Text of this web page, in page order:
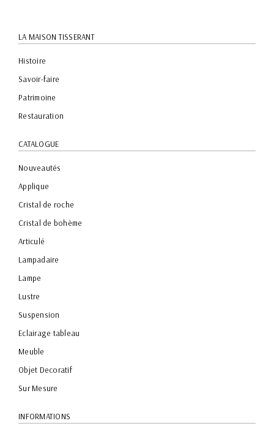
LA MAISON TISSERANT
Histoire
Savoir-faire
Patrimoine
Restauration
CATALOGUE
Nouveautés
Applique
Cristal de roche
Cristal de bohème
Articulé
Lampadaire
Lampe
Lustre
Suspension
Eclairage tableau
Meuble
Objet Decoratif
Sur Mesure
INFORMATIONS